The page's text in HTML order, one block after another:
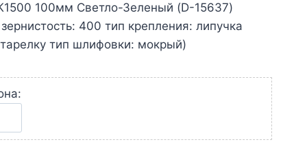
100мм Cветло-Зеленый (D-15637)
400 тип крепления: липучка
тип шлифовки: мокрый)